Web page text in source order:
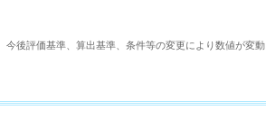
後評価基準、算出基準、条件等の変更により数値が変動